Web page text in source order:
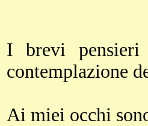
I brevi pensieri
contemplazione
Ai miei occhi